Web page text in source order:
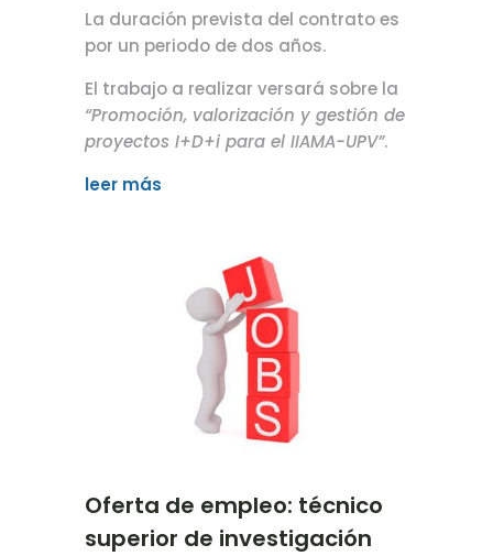
La duración prevista del contrato es
por un periodo de dos años.
El trabajo a realizar versará sobre la
“Promoción, valorización y gestión de
proyectos I+D+i para el IIAMA-UPV”.
leer más
Oferta de empleo: técnico
superior de investigación